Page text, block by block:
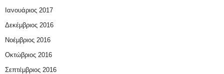
Ιανουάριος 2017
Δεκέμβριος 2016
Νοέμβριος 2016
Οκτώβριος 2016
Σεπτέμβριος 2016